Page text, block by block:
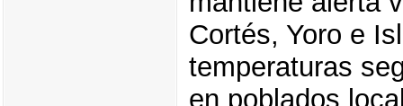
Cortés, Yoro e
temperaturas
en poblados